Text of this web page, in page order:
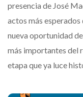
presencia de José
actos más esperados
nueva oportunidad
más importantes del
etapa que ya luce